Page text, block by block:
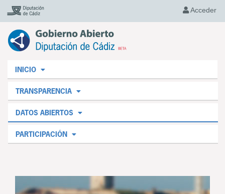
Acceder
INICIO
TRANSPARENCIA
DATOS ABIERTOS
PARTICIPACIÓN